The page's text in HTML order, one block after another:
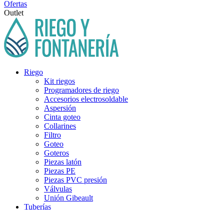
Ofertas
Outlet
Riego
Kit riegos
Programadores de riego
Accesorios electrosoldable
Aspersión
Cinta goteo
Collarines
Filtro
Goteo
Goteros
Piezas latón
Piezas PE
Piezas PVC presión
Válvulas
Unión Gibeault
Tuberías